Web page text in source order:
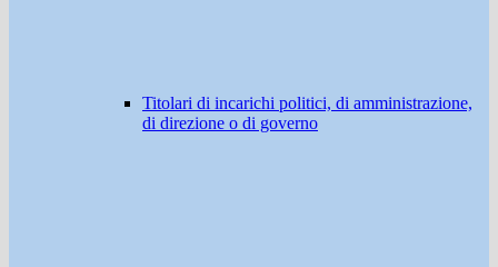
Titolari di incarichi politici, di amministrazione,
di direzione o di governo